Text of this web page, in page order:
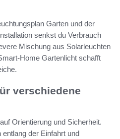
Garten und der
senkst du Verbrauch
Mischung aus Solarleuchten
Home Gartenlicht schafft
verschiedene
Orientierung und Sicherheit.
der Einfahrt und